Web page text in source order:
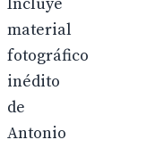
material
fotográfico
inédito
de
Antonio